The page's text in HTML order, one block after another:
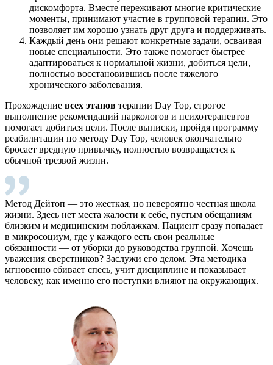
дискомфорта. Вместе переживают многие критические
моменты, принимают участие в групповой терапии. Это
позволяет им хорошо узнать друг друга и поддерживать.
Каждый день они решают конкретные задачи, осваивая
новые специальности. Это также помогает быстрее
адаптироваться к нормальной жизни, добиться цели,
полностью восстановившись после тяжелого
хронического заболевания.
Прохождение всех этапов терапии Day Top, строгое
выполнение рекомендаций наркологов и психотерапевтов
помогает добиться цели. После выписки, пройдя программу
реабилитации по методу Day Top, человек окончательно
бросает вредную привычку, полностью возвращается к
обычной трезвой жизни.
Метод Дейтоп — это жесткая, но невероятно честная школа
жизни. Здесь нет места жалости к себе, пустым обещаниям
близким и медицинским поблажкам. Пациент сразу попадает
в микросоциум, где у каждого есть свои реальные
обязанности — от уборки до руководства группой. Хочешь
уважения сверстников? Заслужи его делом. Эта методика
мгновенно сбивает спесь, учит дисциплине и показывает
человеку, как именно его поступки влияют на окружающих.